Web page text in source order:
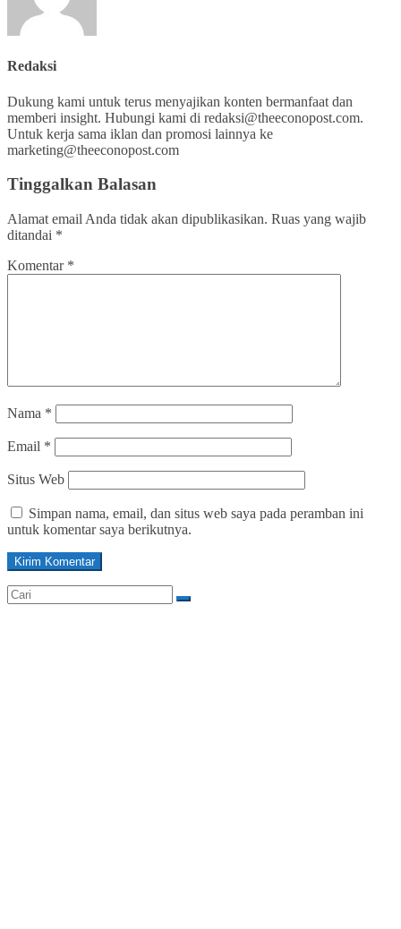
Redaksi
Dukung kami untuk terus menyajikan konten bermanfaat dan
memberi insight. Hubungi kami di redaksi@theeconopost.com.
Untuk kerja sama iklan dan promosi lainnya ke
marketing@theeconopost.com
Tinggalkan Balasan
Alamat email Anda tidak akan dipublikasikan. Ruas yang wajib
ditandai *
Komentar *
Nama *
Email *
Situs Web
Simpan nama, email, dan situs web saya pada peramban ini
untuk komentar saya berikutnya.